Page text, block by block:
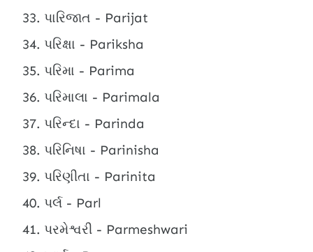
પારિજાત - Parijat
પરિક્ષા - Pariksha
પરિમા - Parima
પરિમાલા - Parimala
પરિન્દા - Parinda
પરિનિષા - Parinisha
પરિણીતા - Parinita
પર્લ - Parl
પરમેશ્વરી - Parmeshwari